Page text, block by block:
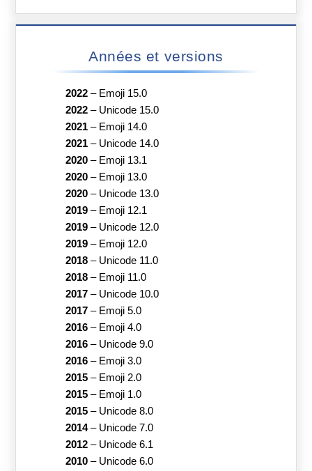
Années et versions
2022– Emoji 15.0
2022– Unicode 15.0
2021– Emoji 14.0
2021– Unicode 14.0
2020– Emoji 13.1
2020– Emoji 13.0
2020– Unicode 13.0
2019– Emoji 12.1
2019– Unicode 12.0
2019– Emoji 12.0
2018– Unicode 11.0
2018– Emoji 11.0
2017– Unicode 10.0
2017– Emoji 5.0
2016– Emoji 4.0
2016– Unicode 9.0
2016– Emoji 3.0
2015– Emoji 2.0
2015– Emoji 1.0
2015– Unicode 8.0
2014– Unicode 7.0
2012– Unicode 6.1
2010– Unicode 6.0